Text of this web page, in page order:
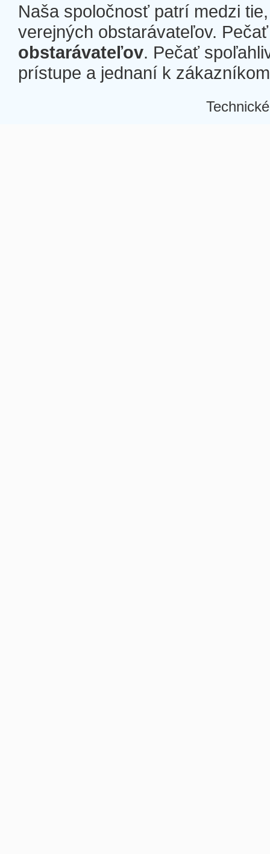
Naša spoločnosť patrí medzi
verejných obstarávateľov.
obstarávateľov. Pečať
prístupe a jednaní k